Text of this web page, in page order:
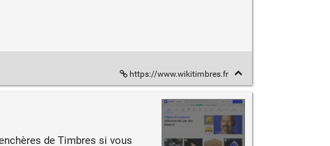
https://www.wikitimbres.fr
de Timbres si vous